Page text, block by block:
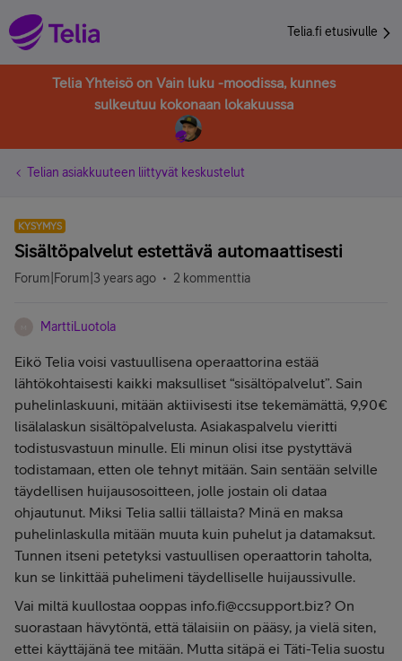
Telia.fi etusivulle
Telia Yhteisö on Vain luku -moodissa, kunnes
sulkeutuu kokonaan lokakuussa
Telian asiakkuuteen liittyvät keskustelut
KYSYMYS
Sisältöpalvelut estettävä automaattisesti
Forum|Forum|3 years ago 2 kommenttia
MarttiLuotola
Eikö Telia voisi vastuullisena operaattorina estää
lähtökohtaisesti kaikki maksulliset “sisältöpalvelut”. Sain
puhelinlaskuuni, mitään aktiivisesti itse tekemämättä, 9,90€
lisälalaskun sisältöpalvelusta. Asiakaspalvelu vieritti
todistusvastuun minulle. Eli minun olisi itse pystyttävä
todistamaan, etten ole tehnyt mitään. Sain sentään selville
täydellisen huijausosoitteen, jolle jostain oli dataa
ohjautunut. Miksi Telia sallii tällaista? Minä en maksa
puhelinlaskulla mitään muuta kuin puhelut ja datamaksut.
Tunnen itseni petetyksi vastuullisen operaattorin taholta,
kun se linkittää puhelimeni täydelliselle huijaussivulle.
Vai miltä kuullostaa ooppas info.fi@ccsupport.biz? On
suorastaan hävytöntä, että tälaisiin on pääsy, ja vielä siten,
ettei käyttäjänä tee mitään. Mutta sitäpä ei Täti-Telia suostu